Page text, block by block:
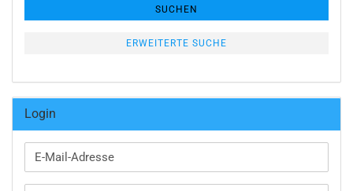
SUCHEN
ERWEITERTE SUCHE
Login
E-
Mail-